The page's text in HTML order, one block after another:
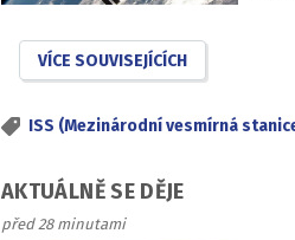
VÍCE SOUVISEJÍCÍCH
ISS (Mezinárodní vesmírná
AKTUÁLNĚ SE DĚJE
před 28 minutami